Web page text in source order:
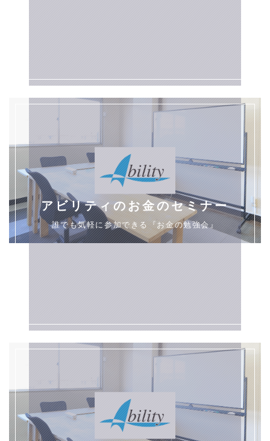
アビリティのお金のセミナー
誰でも気軽に参加できる『お金の勉強会』